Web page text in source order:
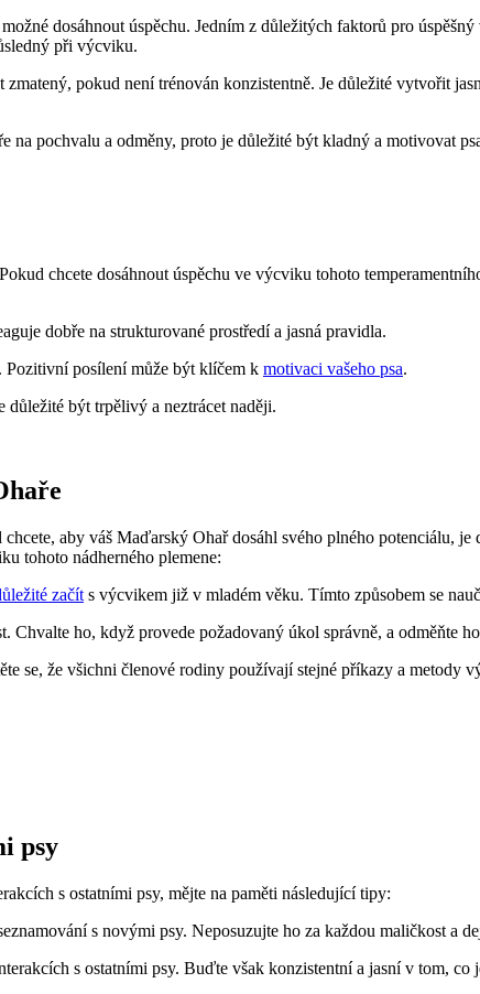
dosáhnout úspěchu. Jedním z důležitých faktorů pro
při výcviku.
pokud není trénován konzistentně. Je důležité vytvořit
pochvalu a odměny, proto je důležité být kladný a motivovat
chcete dosáhnout úspěchu ve výcviku tohoto
dobře na strukturované prostředí a jasná pravidla.
Pozitivní posílení může být klíčem k motivaci vašeho psa.
být trpělivý a neztrácet naději.
aby váš Maďarský Ohař dosáhl svého plného potenciálu, je
tohoto nádherného plemene:
začít s výcvikem již v mladém věku. Tímto způsobem se
ho, když provede požadovaný úkol správně, a odměňte
se, že všichni členové rodiny používají stejné příkazy a metody
psy
s ostatními psy, mějte na paměti následující tipy:
s novými psy. Neposuzujte ho za každou maličkost a
s ostatními psy. Buďte však konzistentní a jasní v tom, co